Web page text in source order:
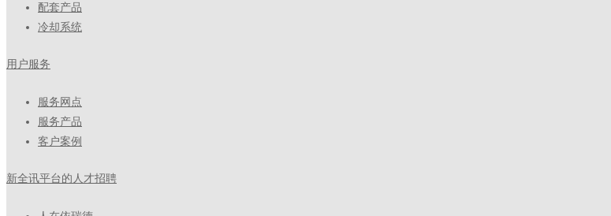
配套产品
冷却系统
用户服务
服务网点
服务产品
客户案例
新全讯平台的人才招聘